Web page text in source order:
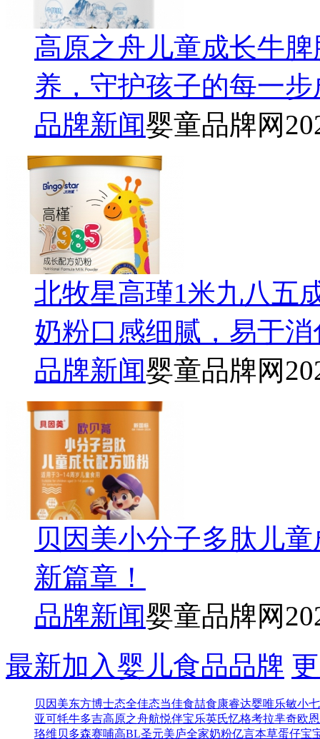
高原之舟儿童成长牛
养，守护孩子的每一
品牌新闻婴童品牌网
北牧星高瑾1米九八
奶粉口感细腻，易于
品牌新闻婴童品牌网
贝因美小分子多肽儿
新篇章！
品牌新闻婴童品牌网
最新加入婴儿食品品牌
贝因美东方博士态全佳态当佳食喆食康睿达婴唯乐敏小七
亚可牦牛多吉高原之舟航悦伴宝乐英氏忆格考拉芈奇欧
珞维贝多森赛哺高BL圣元美庐全家奶粉亿言本草蛋仔宝